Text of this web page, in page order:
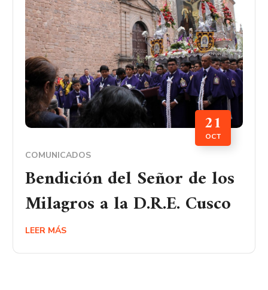
21
OCT
COMUNICADOS
Bendición del Señor de los
Milagros a la D.R.E. Cusco
LEER MÁS